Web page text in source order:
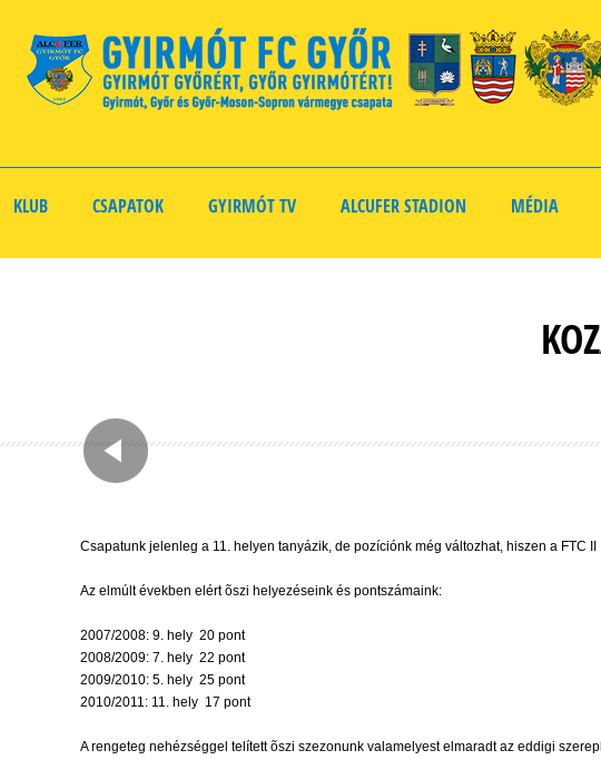
KLUB CSAPATOK GYIRMÓT TV ALCUFER STADION MÉDIA
Csapatunk jelenleg a 11. helyen tanyázik, de pozíciónk még változhat, hiszen a FTC
Az elmúlt években elért õszi helyezéseink és pontszámaink:
2007/2008: 9. hely  20 pont
2008/2009: 7. hely  22 pont
2009/2010: 5. hely  25 pont
2010/2011: 11. hely  17 pont
A rengeteg nehézséggel telített õszi szezonunk valamelyest elmaradt az eddigi